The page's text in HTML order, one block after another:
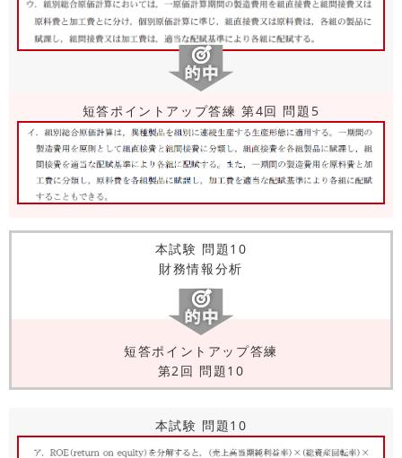
短答ポイントアップ答練 第4回 問題5
本試験 問題10
財務情報分析
短答ポイントアップ答練
第2回 問題10
本試験 問題10